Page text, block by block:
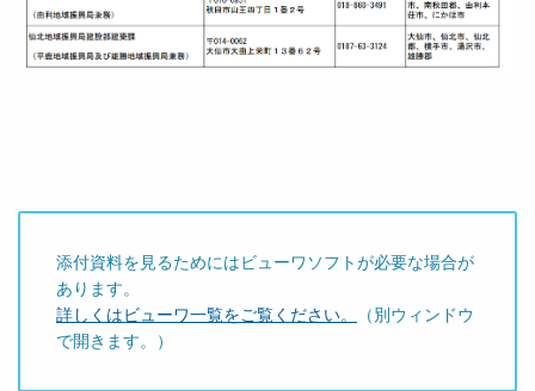
添付資料を見るためにはビューワソフトが必要な場合が
あります。
詳しくはビューワ一覧をご覧ください。
（別ウィンドウ
で開きます。）